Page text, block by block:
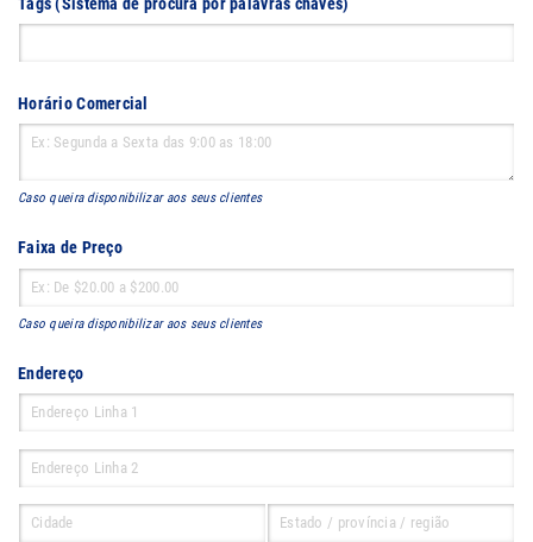
Horário Comercial
Caso queira disponibilizar aos seus clientes
Faixa de Preço
Caso queira disponibilizar aos seus clientes
Endereço